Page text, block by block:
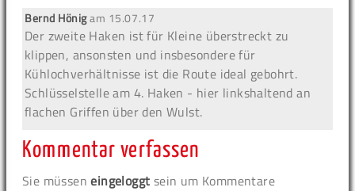
Bernd Hönigam 15.07.17
Der zweite Haken ist für Kleine überstreckt zu
klippen, ansonsten und insbesondere für
Kühlochverhältnisse ist die Route ideal gebohrt.
Schlüsselstelle am 4. Haken - hier linkshaltend an
flachen Griffen über den Wulst.
Kommentar verfassen
Sie müsseneingeloggt sein um Kommentare